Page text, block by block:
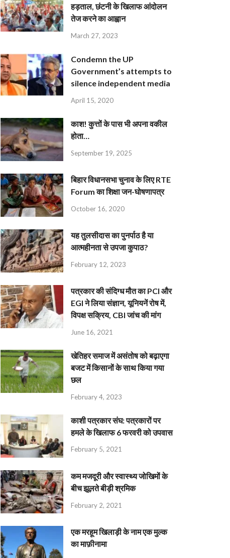
हड़ताल, छंटनी के खिलाफ आंदोलन
तेज करने का आह्वान
March 27, 2023
Condemn the UP
Government’s attempts to
silence independent media
April 15, 2020
काश! कुत्तों के पास भी अपना वकील
होता…
September 19, 2025
बिहार विधानसभा चुनाव के लिए RTE
Forum का शिक्षा जन-घोषणापत्र
October 16, 2020
यह तुलसीदास का पुनर्पाठ है या
आत्महीनता से उपजा कुपाठ?
February 12, 2023
पत्रकार की संदिग्ध मौत का PCI और
EGI ने लिया संज्ञान, यूनियनें रोष में,
विपक्ष सक्रिय, CBI जांच की मांग
June 16, 2021
खेतिहर समाज में असंतोष को बढ़ाएगा
बजट में किसानों के साथ किया गया
छल
February 4, 2023
काशी पत्रकार संघ: पत्रकारों पर
हमले के खिलाफ 6 फरवरी को उपवास
February 5, 2021
कम मजदूरी और स्वास्थ्य जोखिमों के
बीच झूलते बीड़ी श्रमिक
February 2, 2021
एक मरहूम खिलाड़ी के नाम एक मुल्क
का माफ़ीनामा